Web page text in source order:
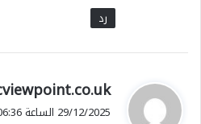
رد
ي
ق
29/12/2025 الساعة 06:36